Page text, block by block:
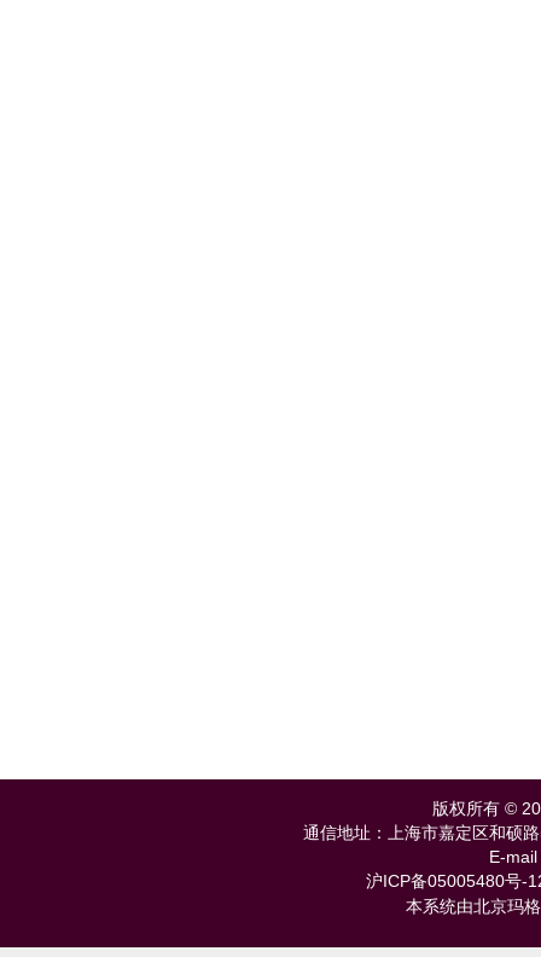
版权所有 ©
通信地址：上海市嘉定区和硕
E-
沪ICP备05005480号-
本系统由北京玛